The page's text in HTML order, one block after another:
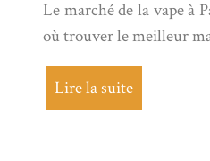
Le marché de la vape à
où trouver le meilleur
Lire la suite